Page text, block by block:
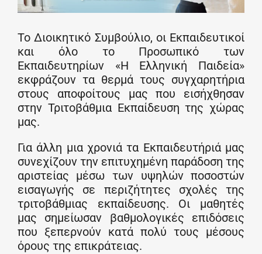
Το Διοικητικό Συμβούλιο, οι Εκπαιδευτικοί
και όλο το Προσωπικό των
Εκπαιδευτηρίων «Η Ελληνική Παιδεία»
εκφράζουν τα θερμά τους συγχαρητήρια
στους αποφοίτους μας που εισήχθησαν
στην Τριτοβάθμια Εκπαίδευση της χώρας
μας.
Για άλλη μια χρονιά τα Εκπαιδευτήριά μας
συνεχίζουν την επιτυχημένη παράδοση της
αριστείας μέσω των υψηλών ποσοστών
εισαγωγής σε περιζήτητες σχολές της
τριτοβάθμιας εκπαίδευσης. Οι μαθητές
μας σημείωσαν βαθμολογικές επιδόσεις
που ξεπερνούν κατά πολύ τους μέσους
όρους της επικράτειας.